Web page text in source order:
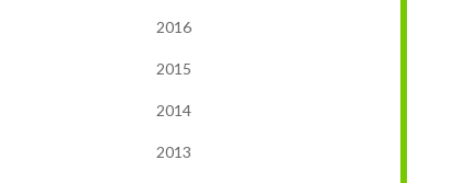
2016
2015
2014
2013